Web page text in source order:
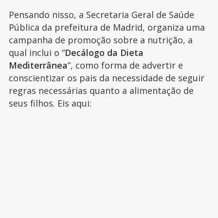
Pensando nisso, a Secretaria Geral de Saúde
Pública da prefeitura de Madrid, organiza uma
campanha de promoção sobre a nutrição, a
qual inclui o “Decálogo da Dieta
Mediterrânea”, como forma de advertir e
conscientizar os pais da necessidade de seguir
regras necessárias quanto a alimentação de
seus filhos. Eis aqui: